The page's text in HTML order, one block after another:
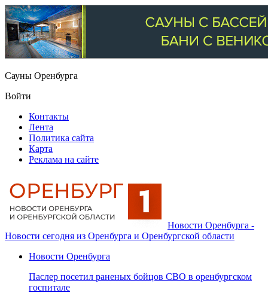
Сауны Оренбурга
Войти
Контакты
Лента
Политика сайта
Карта
Реклама на сайте
Новости Оренбурга -
Новости сегодня из Оренбурга и Оренбургской области
Новости Оренбурга
Паслер посетил раненых бойцов СВО в оренбургском
госпитале